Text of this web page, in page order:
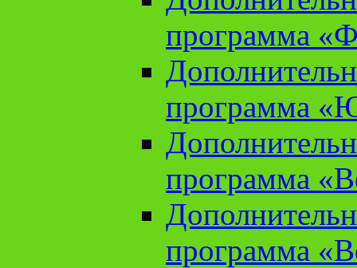
программа
программа
программа
программа